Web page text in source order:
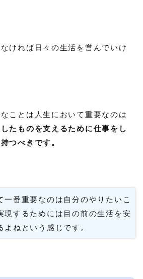
ければ日々の生活を営んでいけ
ことは人生において重要なのは
たものを支えるために仕事をし
つべきです。
一番重要なのは自分のやりたいこ
現するためには目の前の生活を安
ねという感じです。